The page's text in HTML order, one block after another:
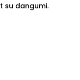
su dangumi.